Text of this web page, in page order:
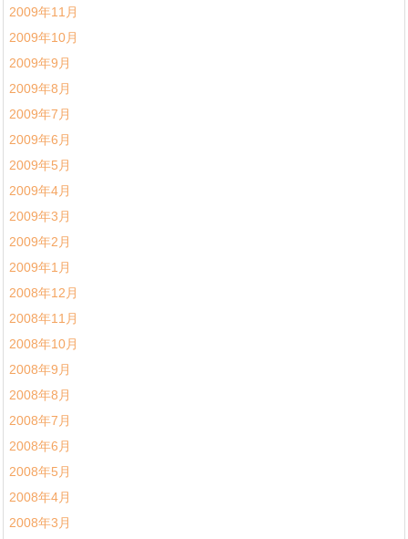
2009年11月
2009年10月
2009年9月
2009年8月
2009年7月
2009年6月
2009年5月
2009年4月
2009年3月
2009年2月
2009年1月
2008年12月
2008年11月
2008年10月
2008年9月
2008年8月
2008年7月
2008年6月
2008年5月
2008年4月
2008年3月